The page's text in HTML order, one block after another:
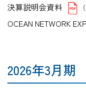
決算説明会資料
OCEAN NETWORK
2026年3月期